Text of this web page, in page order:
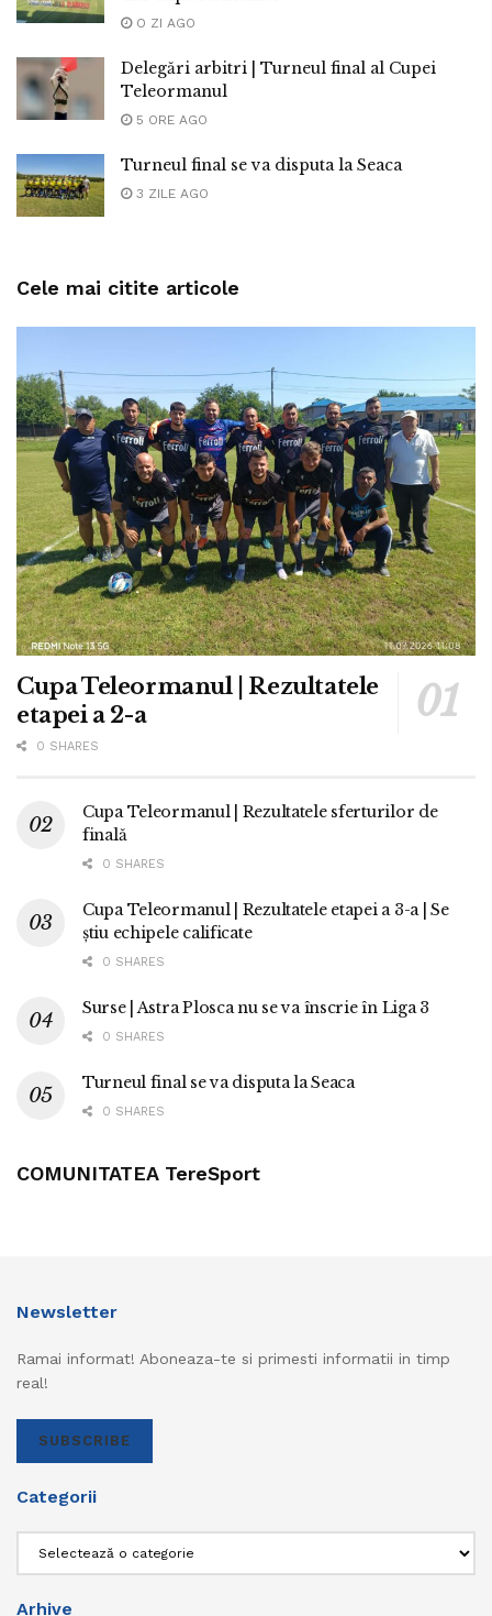
O ZI AGO
Delegări arbitri | Turneul final al Cupei
Teleormanul
5 ORE AGO
Turneul final se va disputa la Seaca
3 ZILE AGO
Cele mai citite articole
Cupa Teleormanul | Rezultatele
etapei a 2-a
0 SHARES
Cupa Teleormanul | Rezultatele sferturilor de
finală
0 SHARES
Cupa Teleormanul | Rezultatele etapei a 3-a | Se
știu echipele calificate
0 SHARES
Surse | Astra Plosca nu se va înscrie în Liga 3
0 SHARES
Turneul final se va disputa la Seaca
0 SHARES
COMUNITATEA TereSport
Newsletter
Ramai informat! Aboneaza-te si primesti informatii in timp
real!
SUBSCRIBE
Categorii
Arhive